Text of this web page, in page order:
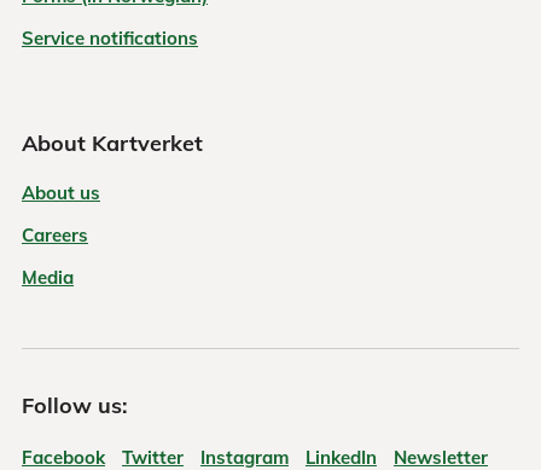
Service notifications
About Kartverket
About us
Careers
Media
Follow us:
Facebook Twitter Instagram LinkedIn Newsletter